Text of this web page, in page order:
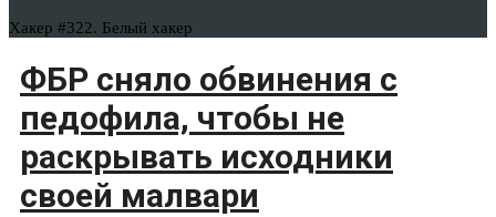
Хакер #322. Белый хакер
ФБР сняло обвинения с
педофила, чтобы не
раскрывать исходники
своей малвари